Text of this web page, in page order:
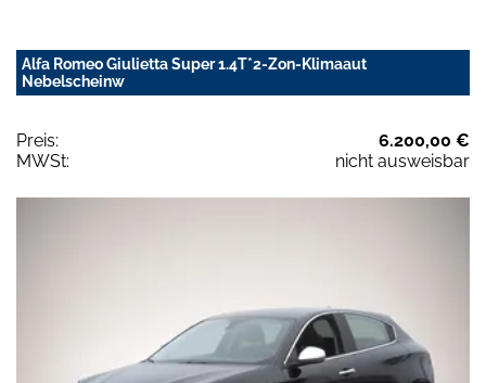
Alfa Romeo Giulietta Super 1.4T*2-Zon-Klimaaut
Nebelscheinw
Preis:
6.200,00 €
MWSt:
nicht ausweisbar